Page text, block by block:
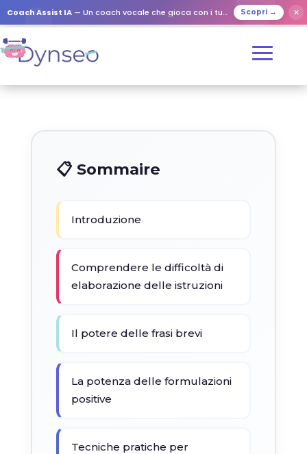
Coach Assist IA — Un coach vocale che gioca con i tuoi cari Scopri → ✕
📋 Sommaire
Introduzione
Comprendere le difficoltà di
elaborazione delle istruzioni
Il potere delle frasi brevi
La potenza delle formulazioni
positive
Tecniche pratiche per